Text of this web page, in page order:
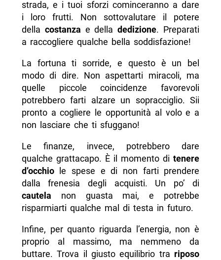
strada, e i tuoi sforzi cominceranno a dare
i loro frutti. Non sottovalutare il potere
della costanza e delladedizione. Preparati
a raccogliere qualche bella soddisfazione!
La fortuna ti sorride, e questo è un bel
modo di dire. Non aspettarti miracoli, ma
quelle piccole coincidenze favorevoli
potrebbero farti alzare un sopracciglio. Sii
pronto a cogliere le opportunità al volo e a
non lasciare che ti sfuggano!
Le finanze, invece, potrebbero dare
qualche grattacapo. È il momento ditenere
d’occhiole spese e di non farti prendere
dalla frenesia degli acquisti. Un po’ di
cautela non guasta mai, e potrebbe
risparmiarti qualche mal di testa in futuro.
Infine, per quanto riguarda l’energia, non è
proprio al massimo, ma nemmeno da
buttare. Trova il giusto equilibrio tra riposo